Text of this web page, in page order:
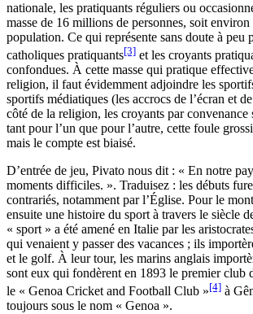
nationale, les pratiquants réguliers ou
masse de 16 millions de personnes, soit
population. Ce qui représente sans doute à peu
catholiques pratiquants[3] et les croyants
confondues. À cette masse qui pratique
religion, il faut évidemment adjoindre les
sportifs médiatiques (les accrocs de l’écran et
côté de la religion, les croyants par convenance
tant pour l’un que pour l’autre, cette foule
mais le compte est biaisé.
D’entrée de jeu, Pivato nous dit : « En notre
moments difficiles. ». Traduisez : les débuts
contrariés, notamment par l’Église. Pour le
ensuite une histoire du sport à travers le siècle
« sport » a été amené en Italie par les
qui venaient y passer des vacances ; ils
et le golf. À leur tour, les marins anglais
sont eux qui fondèrent en 1893 le premier club
le « Genoa Cricket and Football Club »[4] à
toujours sous le nom « Genoa ».